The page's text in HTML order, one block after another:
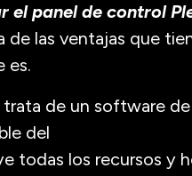
el panel de control
de las ventajas que
es.
trata de un software
del
todas los recursos y